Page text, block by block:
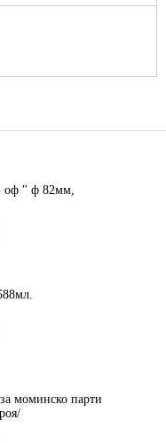
оф " ф 82мм,
моминско парти